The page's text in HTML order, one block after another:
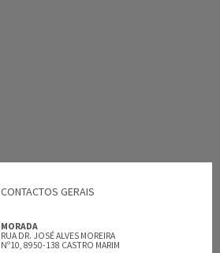
CONTACTOS GERAIS
MORADA
RUA DR. JOSÉ ALVES MOREIRA
Nº10, 8950-138 CASTRO MARIM